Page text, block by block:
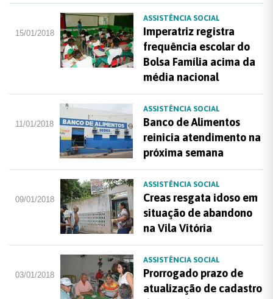
15/01/2018
ASSISTÊNCIA SOCIAL
Imperatriz registra
frequência escolar do
Bolsa Família acima da
média nacional
11/01/2018
ASSISTÊNCIA SOCIAL
Banco de Alimentos
reinicia atendimento na
próxima semana
09/01/2018
ASSISTÊNCIA SOCIAL
Creas resgata idoso em
situação de abandono
na Vila Vitória
03/01/2018
ASSISTÊNCIA SOCIAL
Prorrogado prazo de
atualização de cadastro